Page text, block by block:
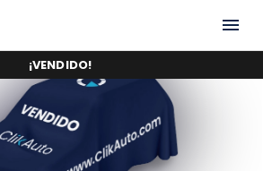
¡VENDIDO!